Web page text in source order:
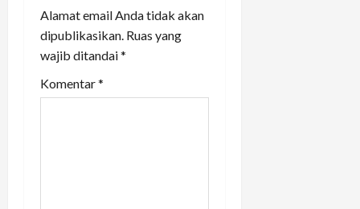
i
g
a
Alamat email Anda tidak akan
dipublikasikan. Ruas yang
wajib ditandai*
Komentar*